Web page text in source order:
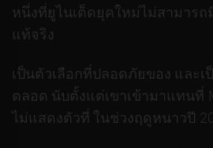
หนึ่งที่ยูไนเต็ดยุคใหม่ไม่สามารถ
แท้จริง
เป็นตัวเลือกที่ปลอดภัยของ และ
ตลอด นับตั้งแต่เขาเข้ามาแทนที่
ไม่แสดงตัวที่ ในช่วงฤดูหนาวปี